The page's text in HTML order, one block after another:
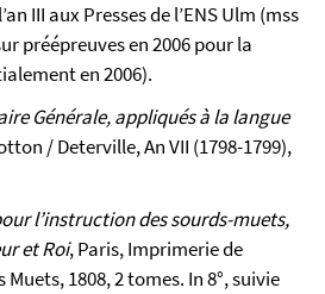
III aux Presses de l’ENS Ulm (mss
préépreuves en 2006 pour la
en 2006).
Générale, appliqués à la langue
/ Deterville, An VII (1798-1799),
l’instruction des sourds-muets,
et Roi, Paris, Imprimerie de
1808, 2 tomes. In 8°, suivie